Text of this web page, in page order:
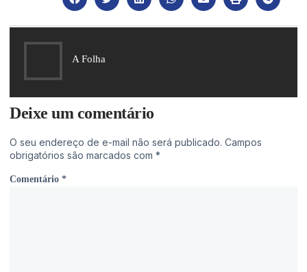
A Folha
Deixe um comentário
O seu endereço de e-mail não será publicado. Campos
obrigatórios são marcados com *
Comentário *